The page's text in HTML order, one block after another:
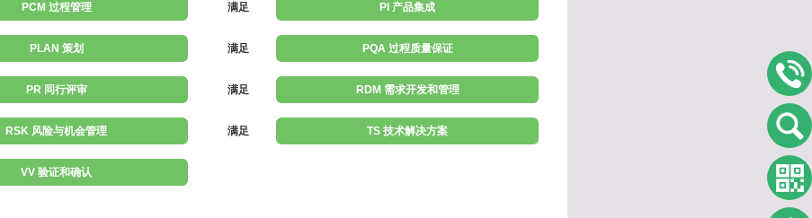
PCM 过程管理 满足 PI 产品集成
PLAN 策划 满足 PQA 过程质量保证
PR 同行评审 满足 RDM 需求开发和管理
RSK 风险与机会管理 满足 TS 技术解决方案
VV 验证和确认